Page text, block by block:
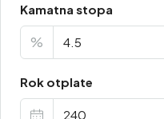
Kamatna stopa
%
Rok otplate